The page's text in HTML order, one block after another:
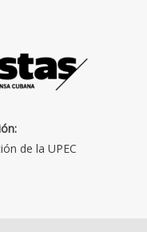
de la UPEC